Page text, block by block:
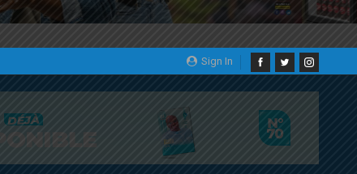
Sign In